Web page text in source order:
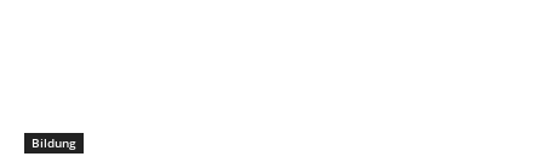
Bildung